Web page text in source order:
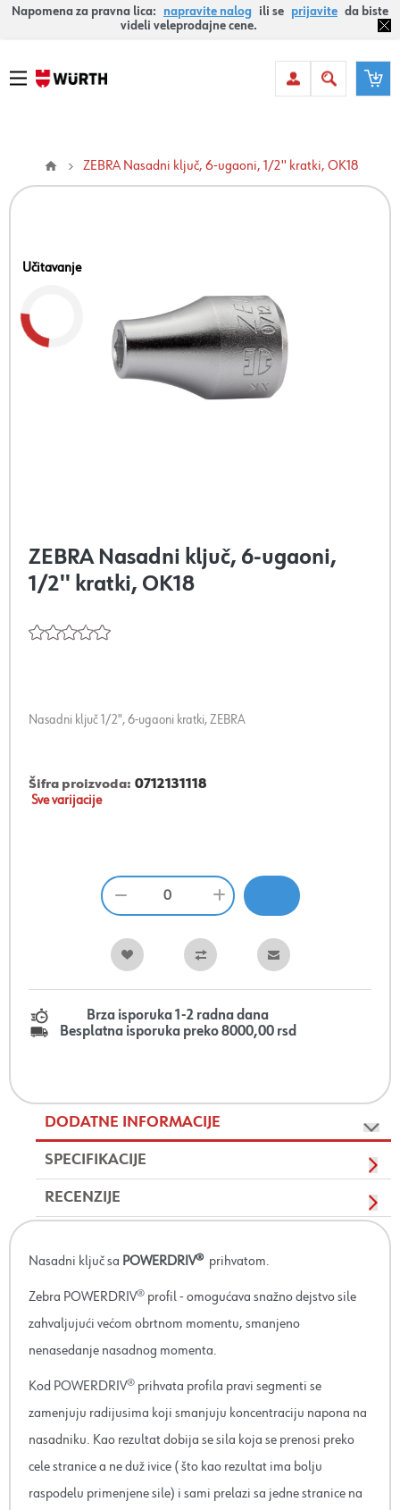
Napomena za pravna lica: napravite nalog ili se prijavite da biste
videli veleprodajne cene.
ZEBRA Nasadni ključ, 6-ugaoni, 1/2'' kratki, OK18
Učitavanje
ZEBRA Nasadni ključ, 6-ugaoni,
1/2'' kratki, OK18
Nasadni ključ 1/2", 6-ugaoni kratki, ZEBRA
Šifra proizvoda: 0712131118
Sve varijacije
Brza isporuka 1-2 radna dana
Besplatna isporuka preko 8000,00 rsd
DODATNE INFORMACIJE
SPECIFIKACIJE
RECENZIJE
Nasadni ključ sa POWERDRIV® prihvatom.
Zebra POWERDRIV® profil - omogućava snažno dejstvo sile
zahvaljujući većom obrtnom momentu, smanjeno
nenasedanje nasadnog momenta.
Kod POWERDRIV® prihvata profila pravi segmenti se
zamenjuju radijusima koji smanjuju koncentraciju napona na
nasadniku. Kao rezultat dobija se sila koja se prenosi preko
cele stranice a ne duž ivice ( što kao rezultat ima bolju
raspodelu primenjene sile) i sami prelazi sa jedne stranice na